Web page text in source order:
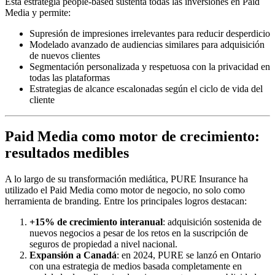
Media y permite:
Supresión de impresiones irrelevantes para reducir desperdicio
Modelado avanzado de audiencias similares para adquisición
de nuevos clientes
Segmentación personalizada y respetuosa con la privacidad en
todas las plataformas
Estrategias de alcance escalonadas según el ciclo de vida del
cliente
Paid Media como motor de crecimiento:
resultados medibles
A lo largo de su transformación mediática, PURE Insurance ha
utilizado el Paid Media como motor de negocio, no solo como
herramienta de branding. Entre los principales logros destacan:
+15% de crecimiento interanual: adquisición sostenida de
nuevos negocios a pesar de los retos en la suscripción de
seguros de propiedad a nivel nacional.
Expansión a Canadá: en 2024, PURE se lanzó en Ontario
con una estrategia de medios basada completamente en